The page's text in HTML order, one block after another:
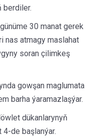
berdiler.
30 manat gerek
nas atmagy maslahat
soran çilimkeş
gowşan maglumata
barha ýaramazlaşýar.
dükanlarynyň
de başlanýar.